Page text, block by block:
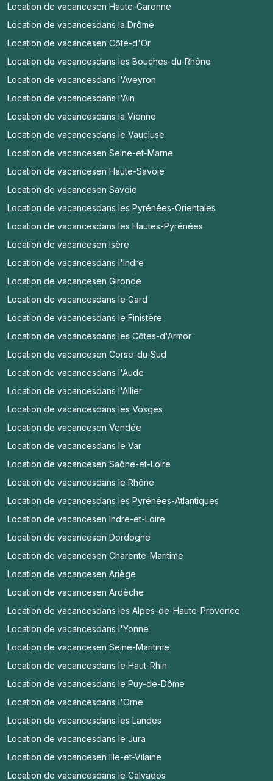
Location de vacancesen Haute-Garonne
Location de vacancesdans la Drôme
Location de vacancesen Côte-d'Or
Location de vacancesdans les Bouches-du-Rhône
Location de vacancesdans l'Aveyron
Location de vacancesdans l'Ain
Location de vacancesdans la Vienne
Location de vacancesdans le Vaucluse
Location de vacancesen Seine-et-Marne
Location de vacancesen Haute-Savoie
Location de vacancesen Savoie
Location de vacancesdans les Pyrénées-Orientales
Location de vacancesdans les Hautes-Pyrénées
Location de vacancesen Isère
Location de vacancesdans l'Indre
Location de vacancesen Gironde
Location de vacancesdans le Gard
Location de vacancesdans le Finistère
Location de vacancesdans les Côtes-d'Armor
Location de vacancesen Corse-du-Sud
Location de vacancesdans l'Aude
Location de vacancesdans l'Allier
Location de vacancesdans les Vosges
Location de vacancesen Vendée
Location de vacancesdans le Var
Location de vacancesen Saône-et-Loire
Location de vacancesdans le Rhône
Location de vacancesdans les Pyrénées-Atlantiques
Location de vacancesen Indre-et-Loire
Location de vacancesen Dordogne
Location de vacancesen Charente-Maritime
Location de vacancesen Ariège
Location de vacancesen Ardèche
Location de vacancesdans les Alpes-de-Haute-Provence
Location de vacancesdans l'Yonne
Location de vacancesen Seine-Maritime
Location de vacancesdans le Haut-Rhin
Location de vacancesdans le Puy-de-Dôme
Location de vacancesdans l'Orne
Location de vacancesdans les Landes
Location de vacancesdans le Jura
Location de vacancesen Ille-et-Vilaine
Location de vacancesdans le Calvados